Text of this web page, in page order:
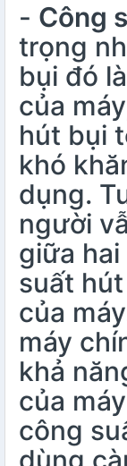
- Công
trọng
bụi đó
của
hút bụi
khó
dụng.
người
giữa
suất
của
máy
khả
của
công